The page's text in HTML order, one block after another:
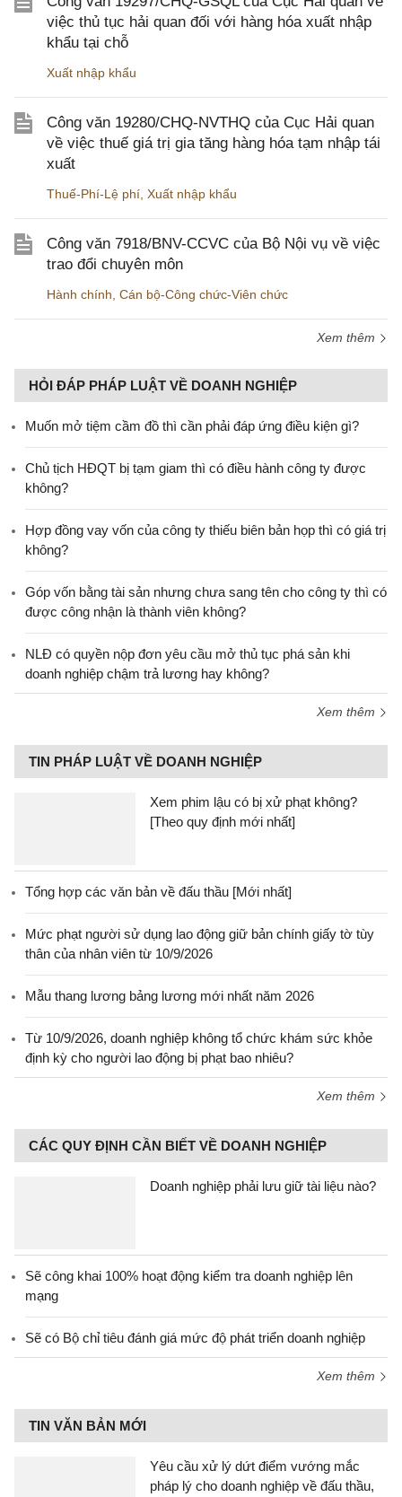
việc thủ tục hải quan đối với hàng hóa xuất nhập
khẩu tại chỗ
Xuất nhập khẩu
Công văn 19280/CHQ-NVTHQ của Cục Hải quan
về việc thuế giá trị gia tăng hàng hóa tạm nhập tái
xuất
Thuế-Phí-Lệ phí Xuất nhập khẩu
Công văn 7918/BNV-CCVC của Bộ Nội vụ về việc
trao đổi chuyên môn
Hành chính Cán bộ-Công chức-Viên chức
Xem thêm
HỎI ĐÁP PHÁP LUẬT VỀ DOANH NGHIỆP
Muốn mở tiệm cầm đồ thì cần phải đáp ứng điều kiện gì?
Chủ tịch HĐQT bị tạm giam thì có điều hành công ty được
không?
Hợp đồng vay vốn của công ty thiếu biên bản họp thì có giá trị
không?
Góp vốn bằng tài sản nhưng chưa sang tên cho công ty thì có
được công nhận là thành viên không?
NLĐ có quyền nộp đơn yêu cầu mở thủ tục phá sản khi
doanh nghiệp chậm trả lương hay không?
Xem thêm
TIN PHÁP LUẬT VỀ DOANH NGHIỆP
Xem phim lậu có bị xử phạt không?
[Theo quy định mới nhất]
Tổng hợp các văn bản về đấu thầu [Mới nhất]
Mức phạt người sử dụng lao động giữ bản chính giấy tờ tùy
thân của nhân viên từ 10/9/2026
Mẫu thang lương bảng lương mới nhất năm 2026
Từ 10/9/2026, doanh nghiệp không tổ chức khám sức khỏe
định kỳ cho người lao động bị phạt bao nhiêu?
Xem thêm
CÁC QUY ĐỊNH CẦN BIẾT VỀ DOANH NGHIỆP
Doanh nghiệp phải lưu giữ tài liệu nào?
Sẽ công khai 100% hoạt động kiểm tra doanh nghiệp lên
mạng
Sẽ có Bộ chỉ tiêu đánh giá mức độ phát triển doanh nghiệp
Xem thêm
TIN VĂN BẢN MỚI
Yêu cầu xử lý dứt điểm vướng mắc
pháp lý cho doanh nghiệp về đấu thầu,